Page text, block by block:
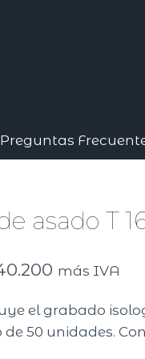
Preguntas
asado T
más IVA
el grabado
50 unidades.